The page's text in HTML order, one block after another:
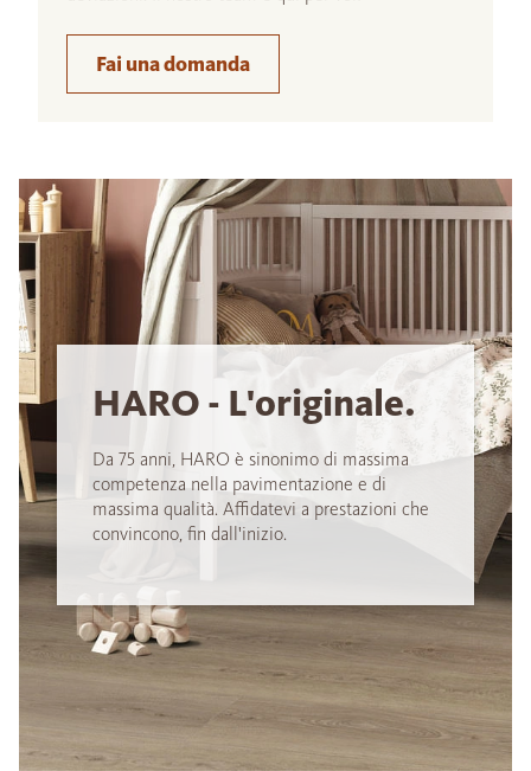
Fai una domanda
HARO - L'originale.
Da 75 anni, HARO è sinonimo di massima
competenza nella pavimentazione e di
massima qualità. Affidatevi a prestazioni che
convincono, fin dall'inizio.